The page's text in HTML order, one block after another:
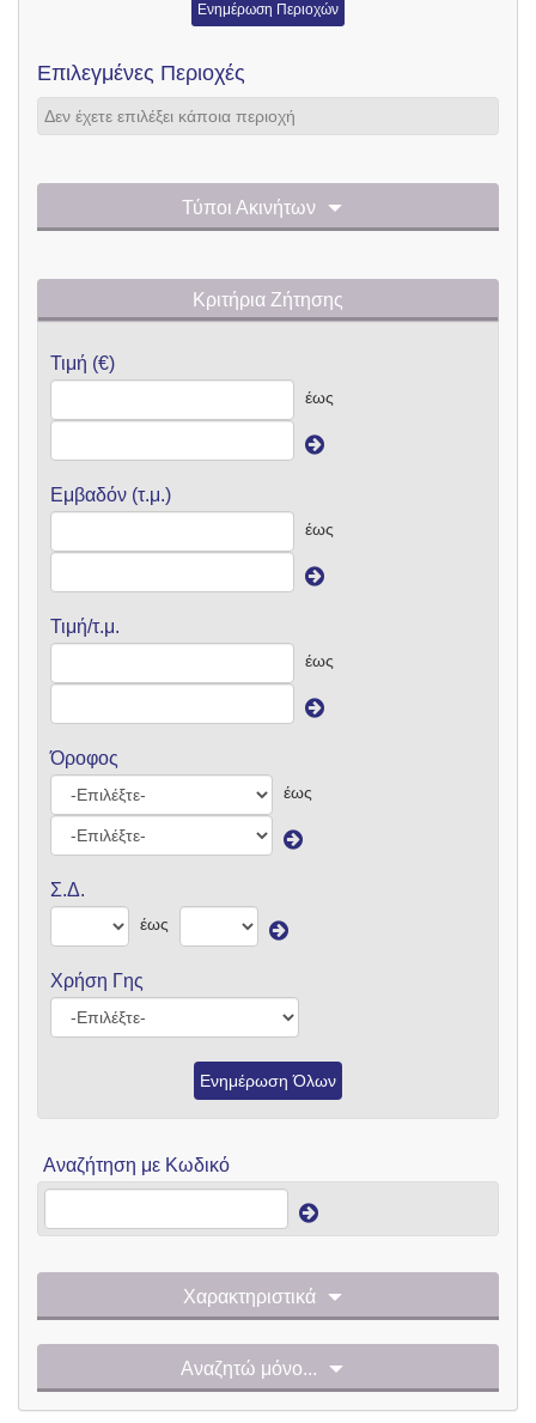
Ενημέρωση Περιοχών
Επιλεγμένες Περιοχές
Δεν έχετε επιλέξει κάποια περιοχή
Τύποι Ακινήτων
Κριτήρια Ζήτησης
Τιμή (€)
έως
Εμβαδόν (τ.μ.)
έως
Τιμή/τ.μ.
έως
Όροφος
έως
Σ.Δ.
έως
Χρήση Γης
Ενημέρωση Όλων
Αναζήτηση με Κωδικό
Χαρακτηριστικά
Αναζητώ μόνο...